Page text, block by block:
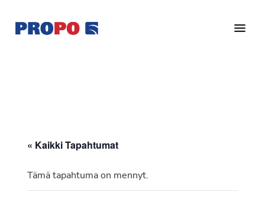
pääsisältöön
alatunnisteeseen
Ry
vuonna
« Kaikki Tapahtumat
Tämä tapahtuma on mennyt.